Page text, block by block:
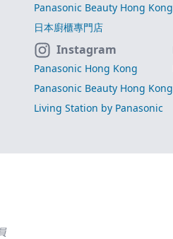
Panasonic Beauty Hong Kong
日本廚櫃專門店
Instagram
Panasonic Hong Kong
Panasonic Beauty Hong Kong
Living Station by Panasonic